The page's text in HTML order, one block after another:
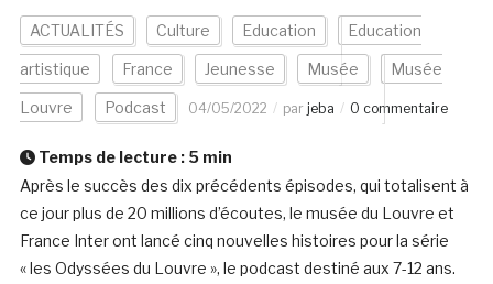
ACTUALITÉS Culture Education Education
artistique France Jeunesse Musée Musée
Louvre Podcast 04/05/2022 par jeba 0 commentaire
Temps de lecture : 5 min
Après le succès des dix précédents épisodes, qui totalisent à
ce jour plus de 20 millions d’écoutes, le musée du Louvre et
France Inter ont lancé cinq nouvelles histoires pour la série
« les Odyssées du Louvre », le podcast destiné aux 7-12 ans.